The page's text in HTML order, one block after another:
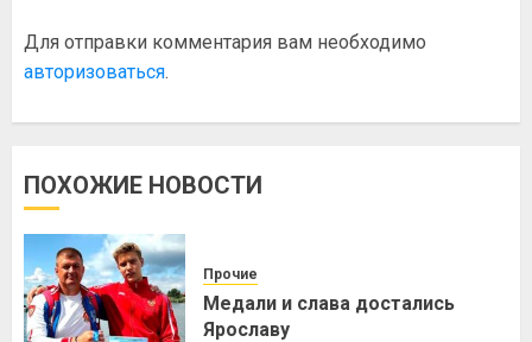
Для отправки комментария вам необходимо
авторизоваться.
ПОХОЖИЕ НОВОСТИ
Прочие
Медали и слава достались
Ярославу